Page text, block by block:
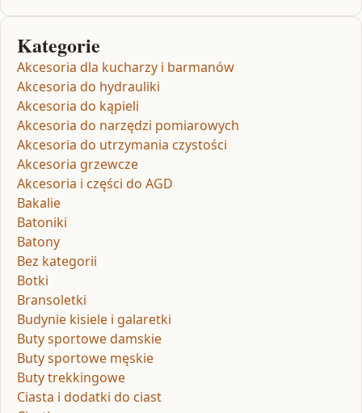
Kategorie
Akcesoria dla kucharzy i barmanów
Akcesoria do hydrauliki
Akcesoria do kąpieli
Akcesoria do narzędzi pomiarowych
Akcesoria do utrzymania czystości
Akcesoria grzewcze
Akcesoria i części do AGD
Bakalie
Batoniki
Batony
Bez kategorii
Botki
Bransoletki
Budynie kisiele i galaretki
Buty sportowe damskie
Buty sportowe męskie
Buty trekkingowe
Ciasta i dodatki do ciast